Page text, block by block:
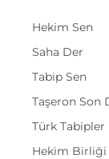
Hekim Sen
Saha Der
Tabip Sen
Taşeron Son
Türk
Hekim Birliği